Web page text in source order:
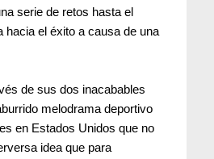
serie de retos hasta el
el éxito a causa de una
de sus dos inacabables
melodrama deportivo
en Estados Unidos que no
idea que para